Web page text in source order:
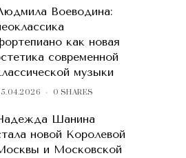
Воеводина:
как новая
современной
музыки
0 SHARES
Шанина
новой Королевой
и Московской